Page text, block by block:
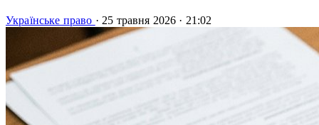
Українське право · 25 травня 2026 · 21:02